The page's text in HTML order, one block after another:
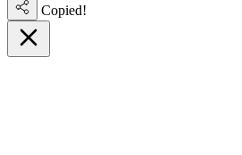
Copied!